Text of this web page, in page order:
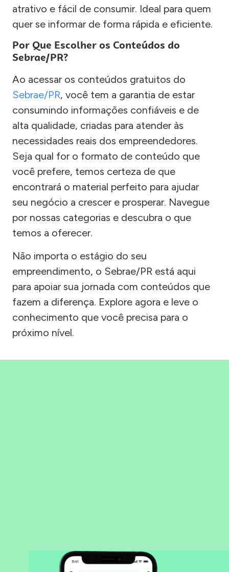
atrativo e fácil de consumir. Ideal para quem
quer se informar de forma rápida e eficiente.
Por Que Escolher os Conteúdos do
Sebrae/PR?
Ao acessar os conteúdos gratuitos do
Sebrae/PR, você tem a garantia de estar
consumindo informações confiáveis e de
alta qualidade, criadas para atender às
necessidades reais dos empreendedores.
Seja qual for o formato de conteúdo que
você prefere, temos certeza de que
encontrará o material perfeito para ajudar
seu negócio a crescer e prosperar. Navegue
por nossas categorias e descubra o que
temos a oferecer.
Não importa o estágio do seu
empreendimento, o Sebrae/PR está aqui
para apoiar sua jornada com conteúdos que
fazem a diferença. Explore agora e leve o
conhecimento que você precisa para o
próximo nível.